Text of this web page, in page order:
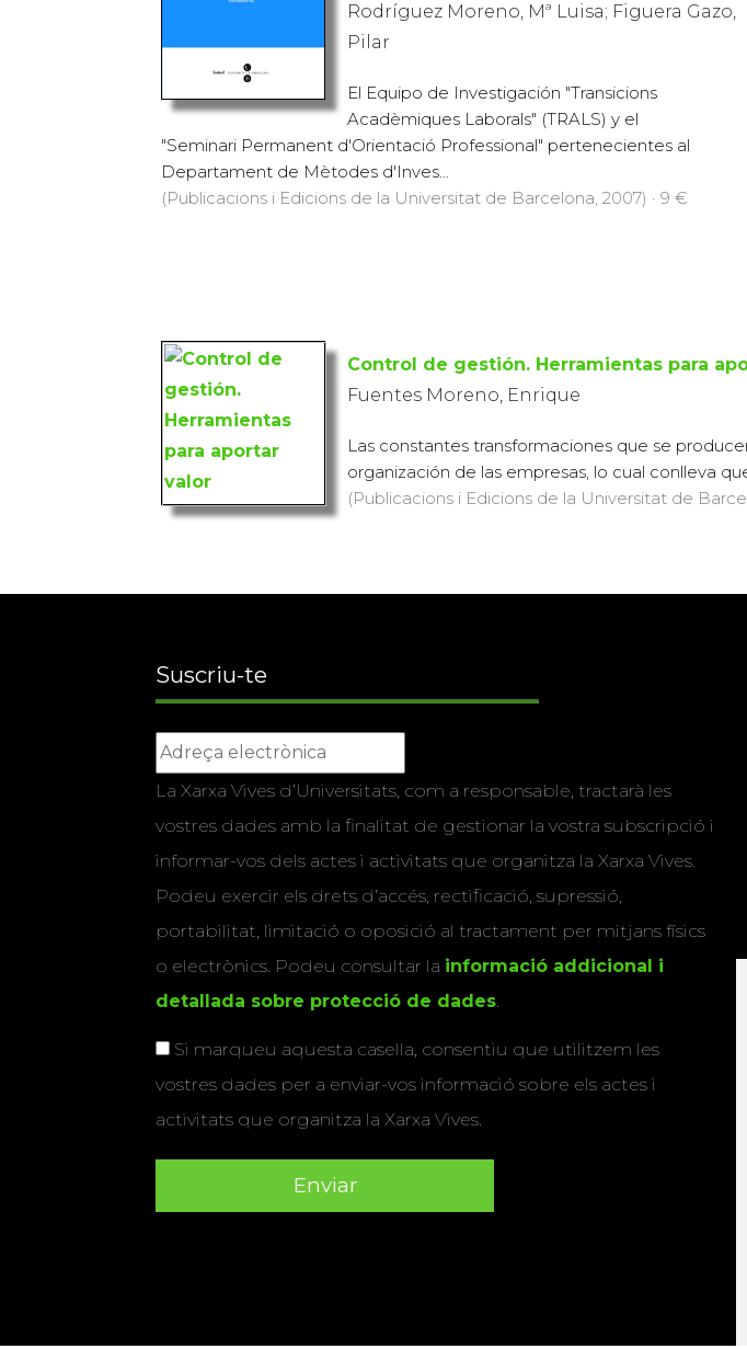
Rodríguez Moreno, Mª Luisa; Figuera Gazo,
Pilar
El Equipo de Investigación "Transicions
Acadèmiques Laborals" (TRALS) y el
"Seminari Permanent d'Orientació Professional" pertenecientes al
Departament de Mètodes d'Inves...
(Publicacions i Edicions de la Universitat de Barcelona, 2007) · 9 €
Control de gestión. Herramientas para
Fuentes Moreno, Enrique
Las constantes transformaciones que se
organización de las empresas, lo cual conlleva
(Publicacions i Edicions de la Universitat de
Suscriu-te
La Xarxa Vives d’Universitats, com a responsable, tractarà les
vostres dades amb la finalitat de gestionar la vostra subscripció i
informar-vos dels actes i activitats que organitza la Xarxa Vives.
Podeu exercir els drets d’accés, rectificació, supressió,
portabilitat, limitació o oposició al tractament per mitjans físics
o electrònics. Podeu consultar la informació addicional i
detallada sobre protecció de dades.
Si marqueu aquesta casella, consentiu que utilitzem les
vostres dades per a enviar-vos informació sobre els actes i
activitats que organitza la Xarxa Vives.